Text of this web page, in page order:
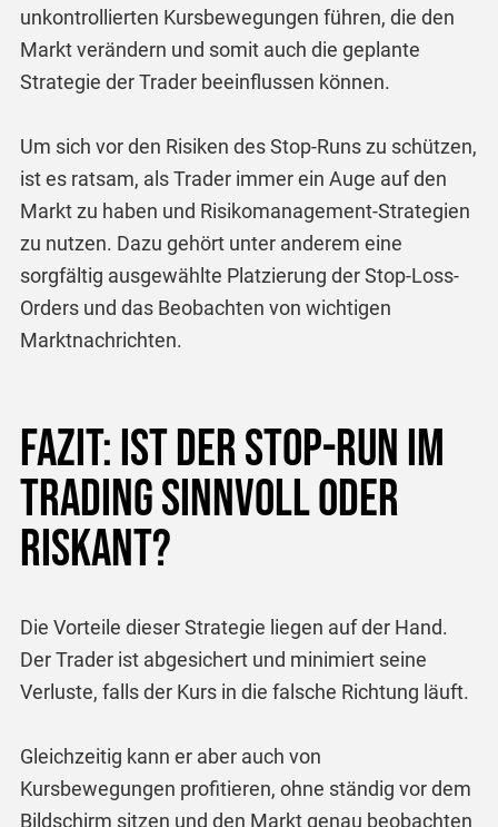
unkontrollierten Kursbewegungen führen, die den
Markt verändern und somit auch die geplante
Strategie der Trader beeinflussen können.
Um sich vor den Risiken des Stop-Runs zu schützen,
ist es ratsam, als Trader immer ein Auge auf den
Markt zu haben und Risikomanagement-Strategien
zu nutzen. Dazu gehört unter anderem eine
sorgfältig ausgewählte Platzierung der Stop-Loss-
Orders und das Beobachten von wichtigen
Marktnachrichten.
Fazit: Ist der Stop-Run im
Trading sinnvoll oder
riskant?
Die Vorteile dieser Strategie liegen auf der Hand.
Der Trader ist abgesichert und minimiert seine
Verluste, falls der Kurs in die falsche Richtung läuft.
Gleichzeitig kann er aber auch von
Kursbewegungen profitieren, ohne ständig vor dem
Bildschirm sitzen und den Markt genau beobachten